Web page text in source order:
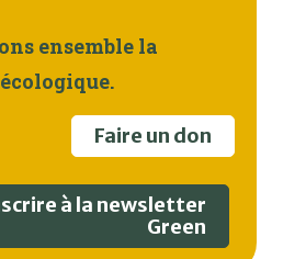
ensemble la
Faire un don
à la newsletter
Green